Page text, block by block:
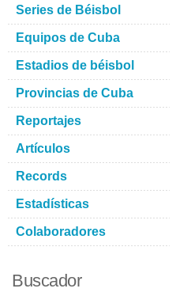
Series de Béisbol
Equipos de Cuba
Estadios de béisbol
Provincias de Cuba
Reportajes
Artículos
Records
Estadísticas
Colaboradores
Buscador